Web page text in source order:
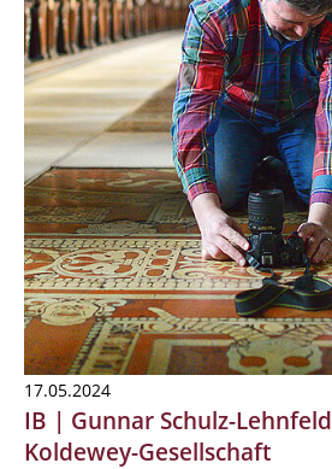
17.05.2024
IB | Gunnar Schulz-
Koldewey-Gesellschaft